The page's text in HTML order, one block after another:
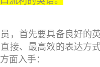
首先要具备良好的
接、最高效的表达方
面入手：